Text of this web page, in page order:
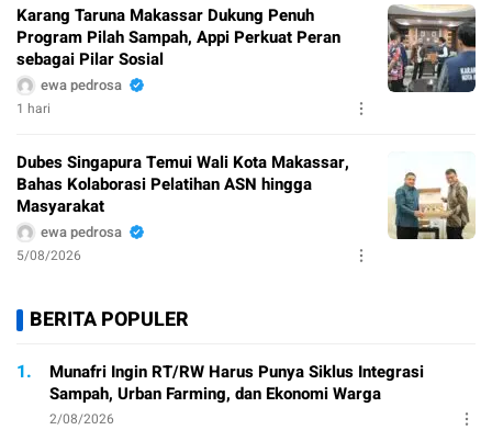
Karang Taruna Makassar Dukung Penuh
Program Pilah Sampah, Appi Perkuat Peran
sebagai Pilar Sosial
ewa pedrosa
1 hari
Dubes Singapura Temui Wali Kota Makassar,
Bahas Kolaborasi Pelatihan ASN hingga
Masyarakat
ewa pedrosa
5/08/2026
BERITA POPULER
1.
Munafri Ingin RT/RW Harus Punya Siklus Integrasi
Sampah, Urban Farming, dan Ekonomi Warga
2/08/2026